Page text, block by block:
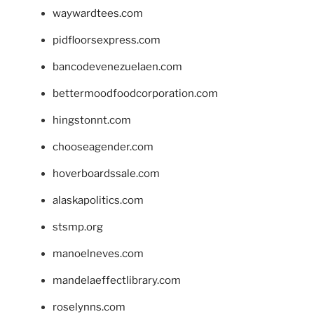
waywardtees.com
pidfloorsexpress.com
bancodevenezuelaen.com
bettermoodfoodcorporation.com
hingstonnt.com
chooseagender.com
hoverboardssale.com
alaskapolitics.com
stsmp.org
manoelneves.com
mandelaeffectlibrary.com
roselynns.com